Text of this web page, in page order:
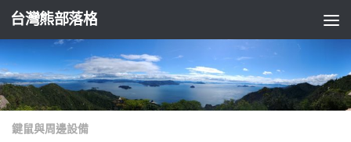
Skip to content
台灣熊部落格
鍵鼠與周邊設備